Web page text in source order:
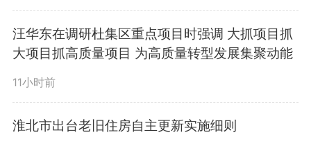
积极协调资金、物料，经过多方努
力，最终确定采用铺设杆子石的方
式对道路进行修复。
修缮过程中，村干部们全程跟
汪华东在调研杜集区重点项目时强调 大抓项目抓
大项目抓高质量项目 为高质量转型发展集聚动能
11小时前
淮北市出台老旧住房自主更新实施细则